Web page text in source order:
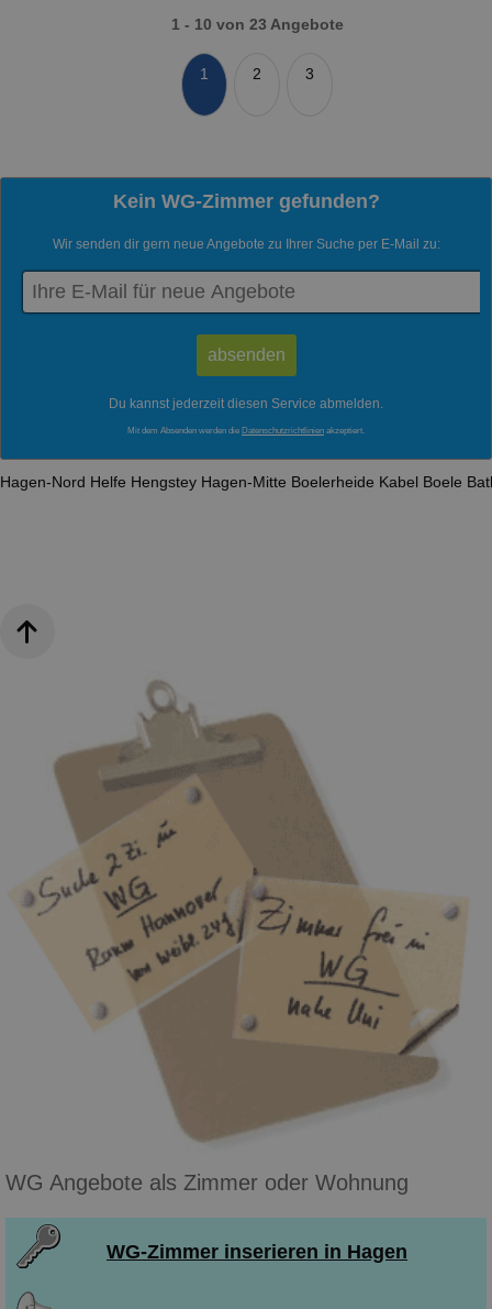
1 - 10 von 23 Angebote
1 2 3
Kein WG-Zimmer gefunden?
Wir senden dir gern neue Angebote zu Ihrer Suche per E-Mail zu:
Du kannst jederzeit diesen Service abmelden.
Mit dem Absenden werden die Datenschutzrichtlinien akzeptiert.
Hagen-Nord Helfe Hengstey Hagen-Mitte Boelerheide Kabel Boele
WG Angebote als Zimmer oder Wohnung
WG-Zimmer inserieren in Hagen